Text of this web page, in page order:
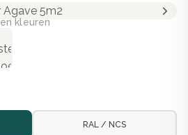
kleuren
RAL / NCS